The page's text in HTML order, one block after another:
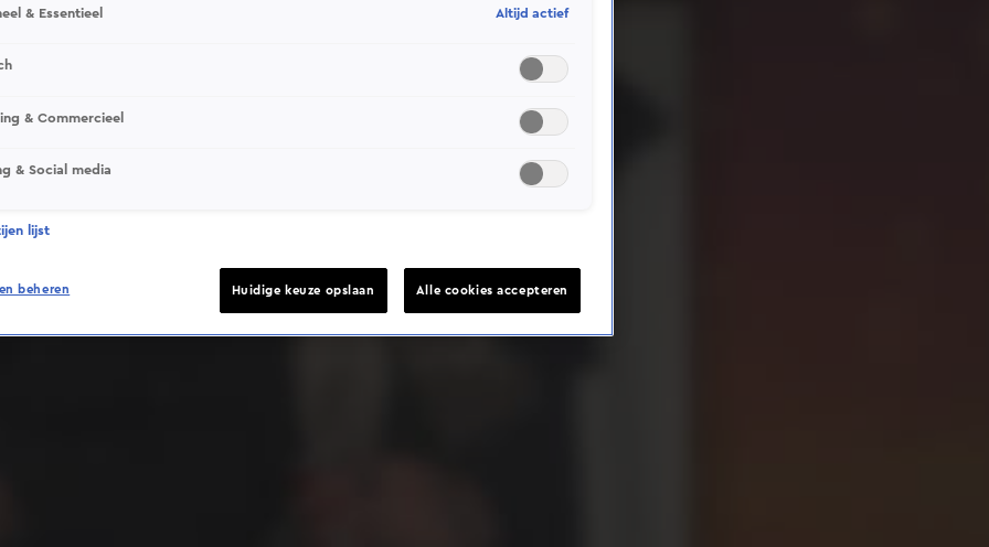
Deze video is niet beschikbaar op je huidige locatie
& Essentieel Altijd actief
& Commercieel
& Social media
lijst
beheren Huidige keuze opslaan Alle cookies accepteren